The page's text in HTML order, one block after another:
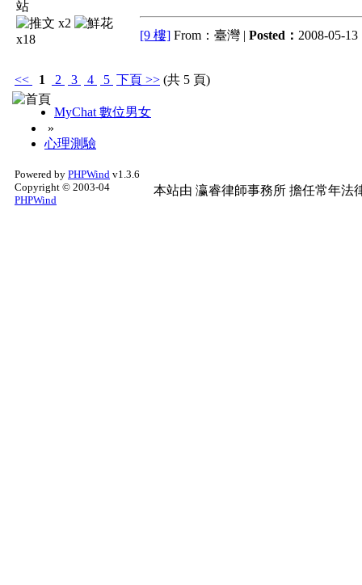
x2
x18
[9 樓] From：臺灣 | Posted： 2008-05-13
<< 1 2 3 4 5 下頁 >> (共 5 頁)
MyChat 數位男女
»
心理測驗
Powered by PHPWind v1.3.6
Copyright © 2003-04
PHPWind
本站由 瀛睿律師事務所 擔任常年法